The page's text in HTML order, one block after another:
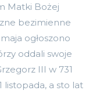
Matki Bożej
bezimienne
ogłoszono
oddali swoje
III w 731
listopada, a sto lat